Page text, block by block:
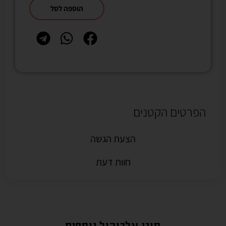
הוספה לסל
הצעת הגשה
חוות דעת
הפרטים הקטנים